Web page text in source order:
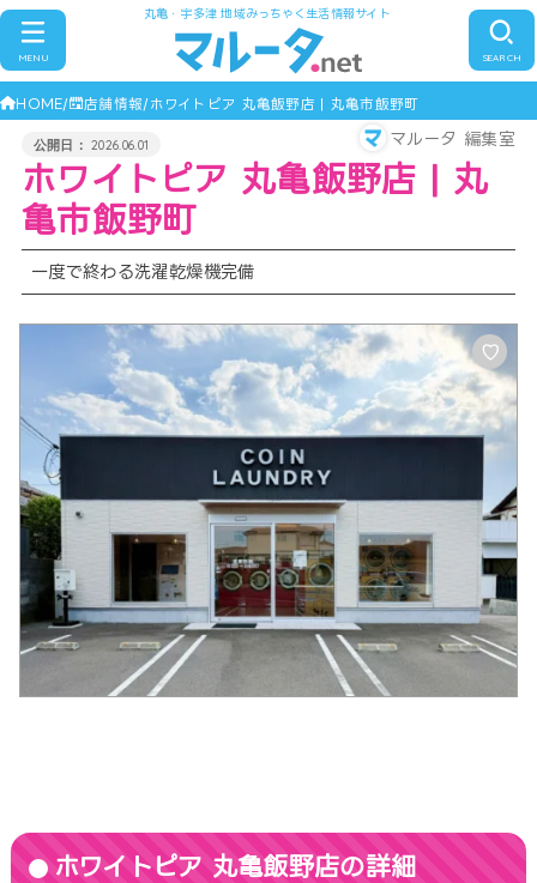
丸亀・宇多津 地域みっちゃく生活情報サイト
SEARCH
MENU
HOME 店舗情報 ホワイトピア 丸亀飯野店 | 丸亀市飯野町
2026.06.01 マルータ 編集室
ホワイトピア 丸亀飯野店 | 丸
亀市飯野町
一度で終わる洗濯乾燥機完備
♡
ホワイトピア 丸亀飯野店の詳細